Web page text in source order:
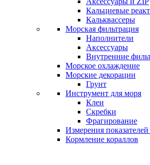
Кальциевые
Кальквассеры
Морская фильтрация
Наполнители
Аксессуары
Внутренние
Морское охлаждение
Морские декорации
Грунт
Инструмент для моря
Клеи
Скребки
Фрагирование
Измерения
Кормление кораллов